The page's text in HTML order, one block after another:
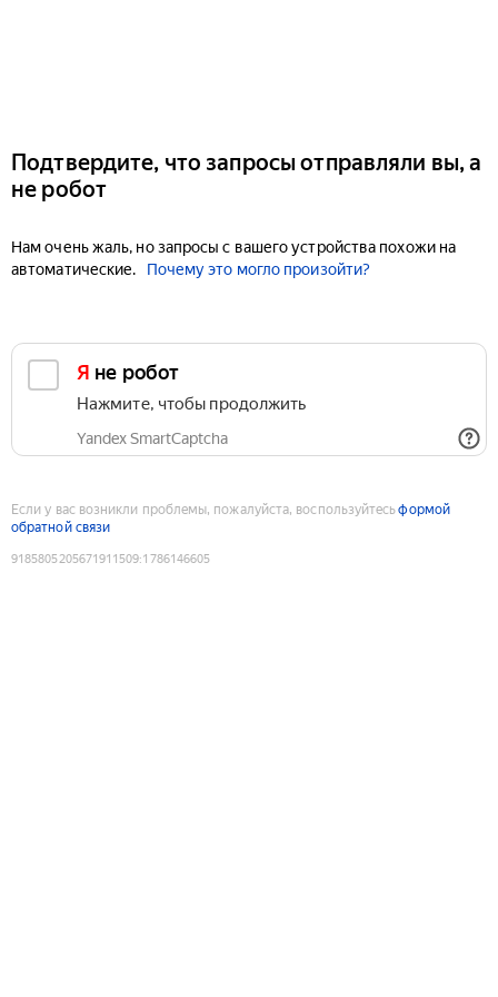
Подтвердите, что запросы отправляли вы, а
не робот
Нам очень жаль, но запросы с вашего устройства похожи на
автоматические.
Почему это могло произойти?
Я не робот
Нажмите, чтобы продолжить
Yandex SmartCaptcha
Если у вас возникли проблемы, пожалуйста, воспользуйтесьформой
обратной связи
9185805205671911509:1786146605